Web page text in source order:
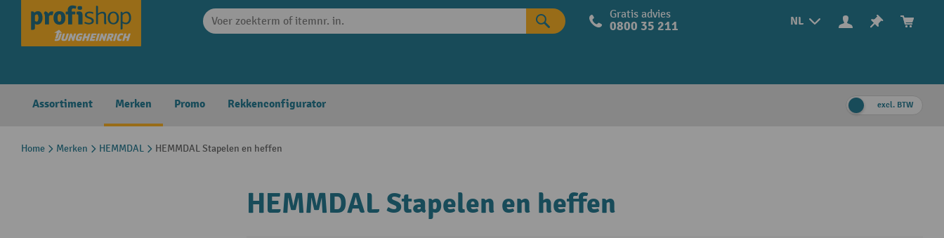
Skip to main navigation NL
Gratis advies
0800 35 211
Assortiment Merken Promo Rekkenconfigurator excl. BTW
Home Merken HEMMDAL HEMMDAL Stapelen en heffen
HEMMDAL Stapelen en heffen